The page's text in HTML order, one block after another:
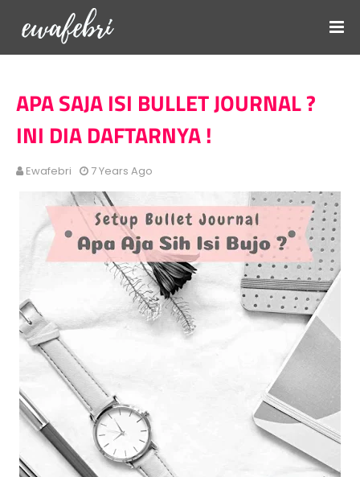
APA SAJA ISI BULLET JOURNAL ?
INI DIA DAFTARNYA !
Ewafebri 7 Years Ago